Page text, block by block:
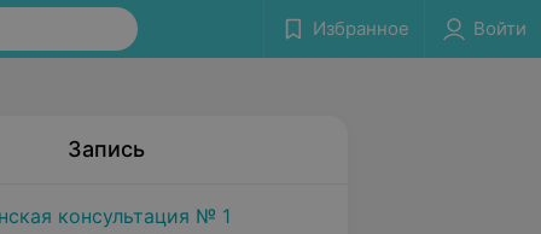
Избранное Войти
Запись
консультация № 1